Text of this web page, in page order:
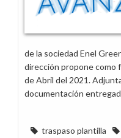
de la sociedad Enel
dirección propone como
de Abril del 2021.
documentación
traspaso plantilla